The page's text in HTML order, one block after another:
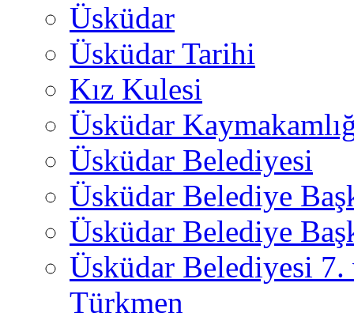
Üsküdar
Üsküdar Tarihi
Kız Kulesi
Üsküdar
Üsküdar Belediyesi
Üsküdar Belediye
Üsküdar Belediye
Üsküdar Belediyesi
Türkmen